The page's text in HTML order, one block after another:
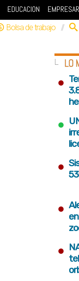
EDUCACION
//
Bolsa de trabajo
LO
•
•
•
•
•